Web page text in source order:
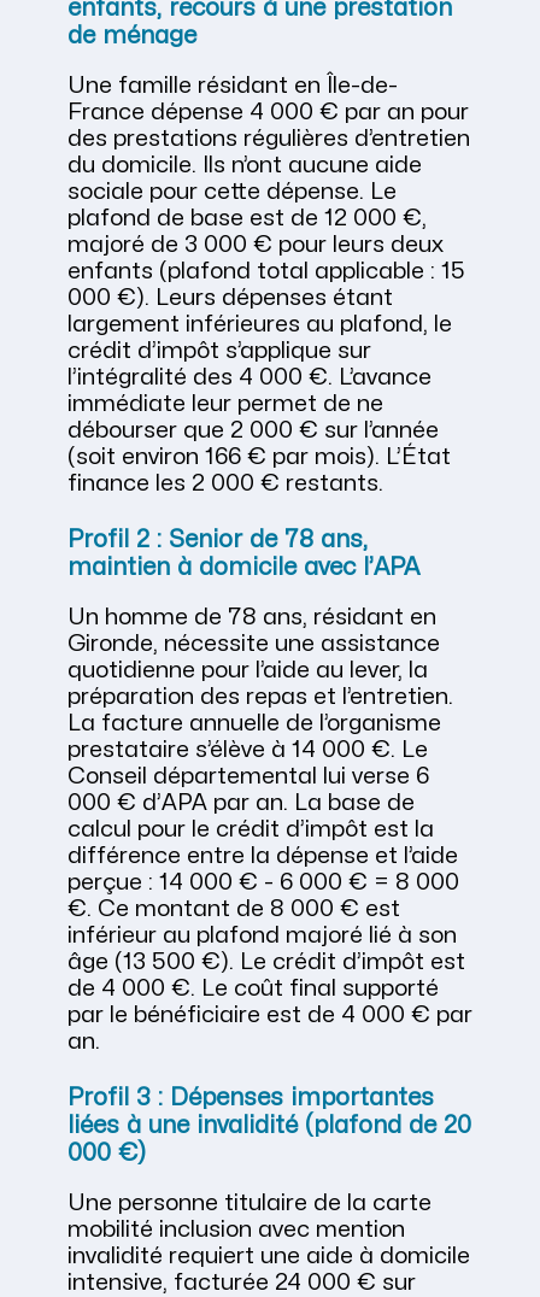
enfants, recours à une prestation
de ménage
Une famille résidant en Île-de-
France dépense 4 000 € par an pour
des prestations régulières d’entretien
du domicile. Ils n’ont aucune aide
sociale pour cette dépense. Le
plafond de base est de 12 000 €,
majoré de 3 000 € pour leurs deux
enfants (plafond total applicable : 15
000 €). Leurs dépenses étant
largement inférieures au plafond, le
crédit d’impôt s’applique sur
l’intégralité des 4 000 €. L’avance
immédiate leur permet de ne
débourser que 2 000 € sur l’année
(soit environ 166 € par mois). L’État
finance les 2 000 € restants.
Profil 2 : Senior de 78 ans,
maintien à domicile avec l’APA
Un homme de 78 ans, résidant en
Gironde, nécessite une assistance
quotidienne pour l’aide au lever, la
préparation des repas et l’entretien.
La facture annuelle de l’organisme
prestataire s’élève à 14 000 €. Le
Conseil départemental lui verse 6
000 € d’APA par an. La base de
calcul pour le crédit d’impôt est la
différence entre la dépense et l’aide
perçue : 14 000 € - 6 000 € = 8 000
€. Ce montant de 8 000 € est
inférieur au plafond majoré lié à son
âge (13 500 €). Le crédit d’impôt est
de 4 000 €. Le coût final supporté
par le bénéficiaire est de 4 000 € par
an.
Profil 3 : Dépenses importantes
liées à une invalidité (plafond de 20
000 €)
Une personne titulaire de la carte
mobilité inclusion avec mention
invalidité requiert une aide à domicile
intensive, facturée 24 000 € sur